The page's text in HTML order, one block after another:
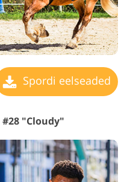
Spordi eelseaded
"Cloudy"